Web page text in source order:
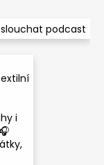
i
podcast